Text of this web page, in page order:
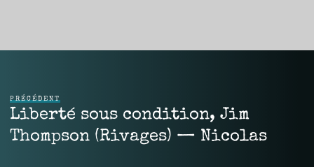
PRÉCÉDENT
Liberté sous condition, Jim
Thompson (Rivages) — Nicolas